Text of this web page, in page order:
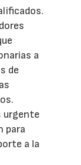
a
de
urgente
para
a la